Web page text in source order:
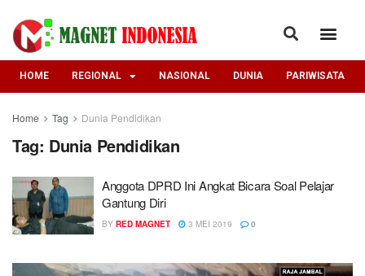
HOME REGIONAL NASIONAL DUNIA PARIWISATA
Home Tag Dunia Pendidikan
Tag: Dunia Pendidikan
Anggota DPRD Ini Angkat Bicara Soal Pelajar
Gantung Diri
BY RED MAGNET 3 MEI 2019 0